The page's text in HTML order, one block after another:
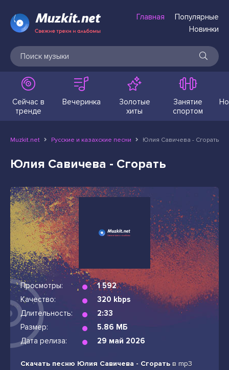
Главная
Популярные
Новинки
Сейчас в
тренде
Вечеринка
Золотые
хиты
Занятие
спортом
Muzkit.net Русские и казахские песни Юлия Савичева - Сгорать
Юлия Савичева - Сгорать
Просмотры:
1 592
Качество:
320 kbps
Длительность:
2:33
Размер:
5.86 МБ
Дата релиза:
29 май 2026
Скачать песню Юлия Савичева - Сгорать в mp3